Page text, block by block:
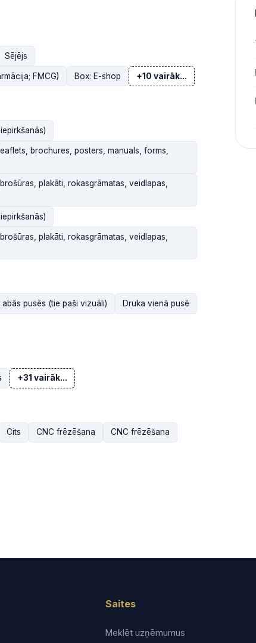
Sējējs
FMCG) Box: E-shop +10 vairāk...
brochures, posters, manuals, forms,
plakāti, rokasgrāmatas, veidlapas,
plakāti, rokasgrāmatas, veidlapas,
abās pusēs (tie paši vizuāli) Druka vienā pusē
+31 vairāk...
Cits CNC frēzēšana CNC frēzēšana
Saites
Meklēt uzņēmumus